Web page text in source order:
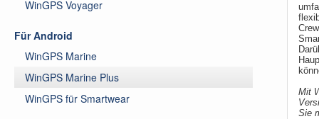
Mit
Sie
WinGPS Voyager
Für Android
WinGPS Marine
WinGPS Marine Plus
WinGPS für Smartwear